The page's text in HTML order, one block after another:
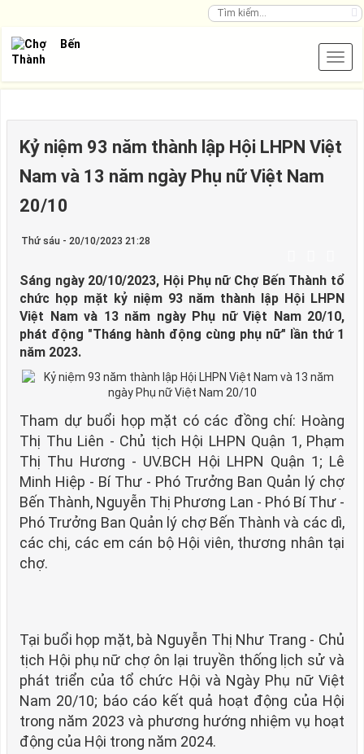
Kỷ niệm 93 năm thành lập Hội LHPN Việt
Nam và 13 năm ngày Phụ nữ Việt Nam
20/10
Thứ sáu - 20/10/2023 21:28
Sáng ngày 20/10/2023, Hội Phụ nữ Chợ Bến Thành tổ
chức họp mặt kỷ niệm 93 năm thành lập Hội LHPN
Việt Nam và 13 năm ngày Phụ nữ Việt Nam 20/10,
phát động "Tháng hành động cùng phụ nữ" lần thứ 1
năm 2023.
Tham dự buổi họp mặt có các đồng chí: Hoàng
Thị Thu Liên - Chủ tịch Hội LHPN Quận 1, Phạm
Thị Thu Hương - UV.BCH Hội LHPN Quận 1; Lê
Minh Hiệp - Bí Thư - Phó Trưởng Ban Quản lý chợ
Bến Thành, Nguyễn Thị Phương Lan - Phó Bí Thư -
Phó Trưởng Ban Quản lý chợ Bến Thành và các dì,
các chị, các em cán bộ Hội viên, thương nhân tại
chợ.
Tại buổi họp mặt, bà Nguyễn Thị Như Trang - Chủ
tịch Hội phụ nữ chợ ôn lại truyền thống lịch sử và
phát triển của tổ chức Hội và Ngày Phụ nữ Việt
Nam 20/10; báo cáo kết quả hoạt động của Hội
trong năm 2023 và phương hướng nhiệm vụ hoạt
động của Hội trong năm 2024.